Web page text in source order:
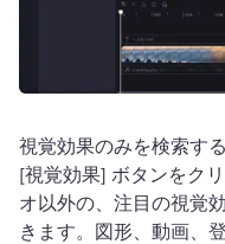
視覚効果のみを検索す
[視覚効果] ボタンをクリ
オ以外の、注目の視覚
きます。 図形、動画、